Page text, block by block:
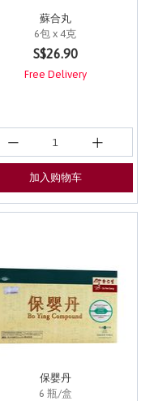
蘇合丸
6包 x 4克
5 out of 5 Customer
S$26.90
Free Delivery
加入购物车
保婴丹
6 瓶/盒